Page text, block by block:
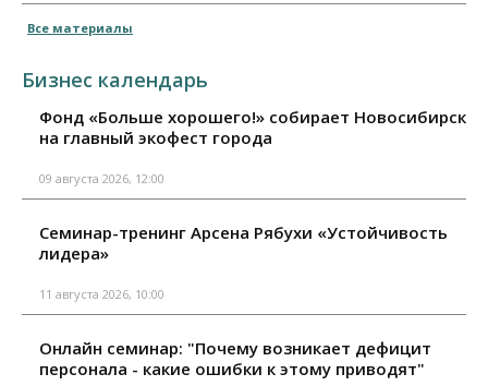
Все материалы
Бизнес календарь
Фонд «Больше хорошего!» собирает Новосибирск
на главный экофест города
09 августа 2026, 12:00
Семинар-тренинг Арсена Рябухи «Устойчивость
лидера»
11 августа 2026, 10:00
Онлайн семинар: "Почему возникает дефицит
персонала - какие ошибки к этому приводят"